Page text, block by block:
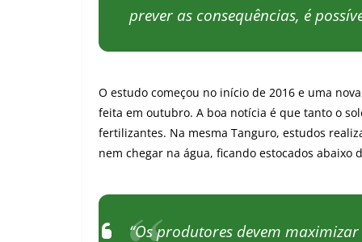
prever as consequências, é
O estudo começou no início de 2016 e uma
feita em outubro. A boa notícia é que tanto o
fertilizantes. Na mesma Tanguro, estudos
nem chegar na água, ficando estocados
“Os produtores devem